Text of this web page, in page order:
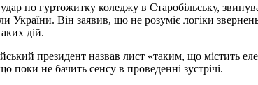
по гуртожитку коледжу в Старобільську,
України. Він заявив, що не розуміє логіки
дій.
президент назвав лист «таким, що містить
поки не бачить сенсу в проведенні зустрічі.